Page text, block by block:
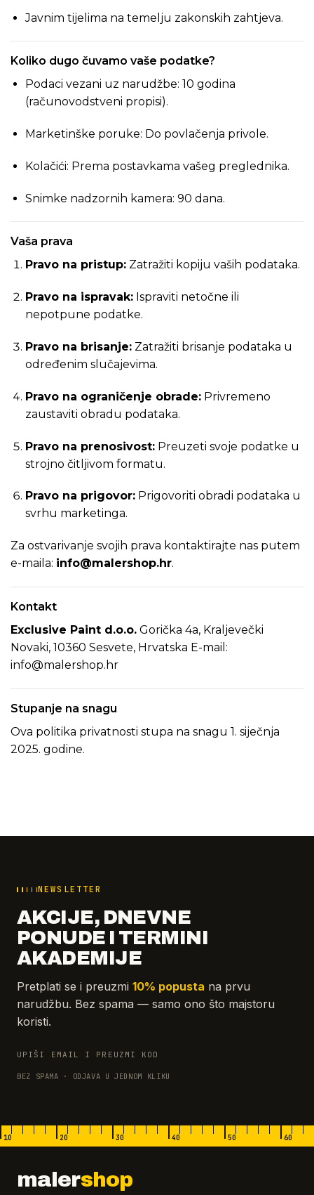
Javnim tijelima na temelju zakonskih zahtjeva.
Koliko dugo čuvamo vaše podatke?
Podaci vezani uz narudžbe: 10 godina
(računovodstveni propisi).
Marketinške poruke: Do povlačenja privole.
Kolačići: Prema postavkama vašeg preglednika.
Snimke nadzornih kamera: 90 dana.
Vaša prava
Pravo na pristup:Zatražiti kopiju vaših podataka.
Pravo na ispravak:Ispraviti netočne ili
nepotpune podatke.
Pravo na brisanje:Zatražiti brisanje podataka u
određenim slučajevima.
Pravo na ograničenje obrade:Privremeno
zaustaviti obradu podataka.
Pravo na prenosivost:Preuzeti svoje podatke u
strojno čitljivom formatu.
Pravo na prigovor:Prigovoriti obradi podataka u
svrhu marketinga.
Za ostvarivanje svojih prava kontaktirajte nas putem
e-maila: info@malershop.hr.
Kontakt
Exclusive Paint d.o.o. Gorička 4a, Kraljevečki
Novaki, 10360 Sesvete, Hrvatska E-mail:
info@malershop.hr
Stupanje na snagu
Ova politika privatnosti stupa na snagu 1. siječnja
2025. godine.
NEWSLETTER
AKCIJE, DNEVNE
PONUDE I TERMINI
AKADEMIJE
Pretplati se i preuzmi 10% popusta na prvu
narudžbu. Bez spama — samo ono što majstoru
koristi.
UPIŠI EMAIL I PREUZMI KOD
BEZ SPAMA · ODJAVA U JEDNOM KLIKU
10 20 30 40 50 60
malershop